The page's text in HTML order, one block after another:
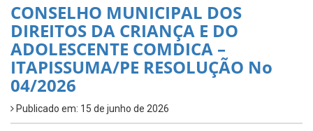
CONSELHO MUNICIPAL DOS
DIREITOS DA CRIANÇA E DO
ADOLESCENTE COMDICA –
ITAPISSUMA/PE RESOLUÇÃO No
04/2026
Publicado em: 15 de junho de 2026